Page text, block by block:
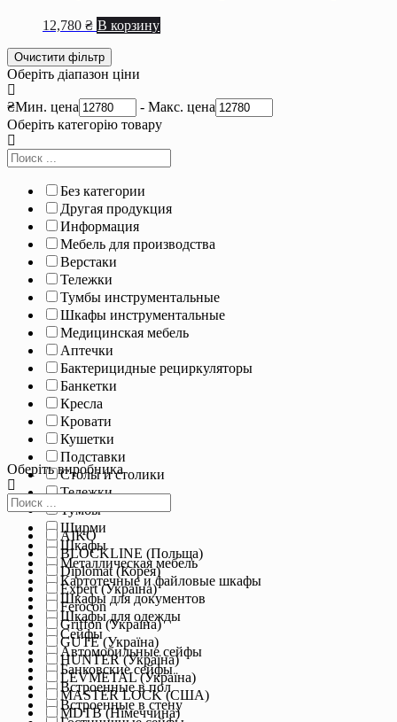
12,780 ₴ В корзину
Очистити фільтр
Оберіть діапазон ціни
₴Мин. цена - Макс. цена
Оберіть категорію товару
Без категории
Другая продукция
Информация
Мебель для производства
Верстаки
Тележки
Тумбы инструментальные
Шкафы инструментальные
Медицинская мебель
Аптечки
Бактерицидные рециркуляторы
Банкетки
Кресла
Кровати
Кушетки
Подставки
Столы и столики
Тележки
Тумбы
Ширми
Шкафы
Металлическая мебель
Картотечные и файловые шкафы
Шкафы для документов
Шкафы для одежды
Сейфы
Автомобильные сейфы
Банковские сейфы
Встроенные в пол
Встроенные в стену
Оберіть виробника
AIKO
BLOCKLINE (Польща)
Diplomat (Корея)
Expert (Україна)
Ferocon
Griffon (Україна)
GUTE (Україна)
HUNTER (Україна)
LEVMETAL (Україна)
MASTER LOCK (США)
MDTB (Німеччина)